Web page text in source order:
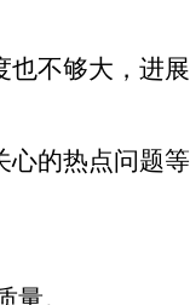
也不够大，进展
心的热点问题等
量 。